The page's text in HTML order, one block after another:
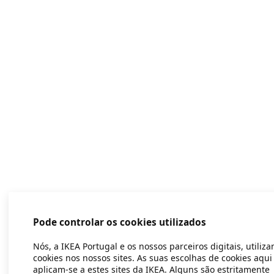
Pode controlar os cookies utilizados
Nós, a IKEA Portugal e os nossos parceiros digitais,
cookies nos nossos sites. As suas escolhas de cookies aqui
aplicam-se a estes sites da IKEA. Alguns são estritamente